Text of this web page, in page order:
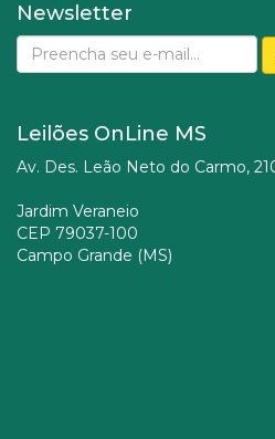
Newsletter
Leilões OnLine MS
Av. Des. Leão Neto do Carmo,
Jardim Veraneio
CEP 79037-100
Campo Grande (MS)